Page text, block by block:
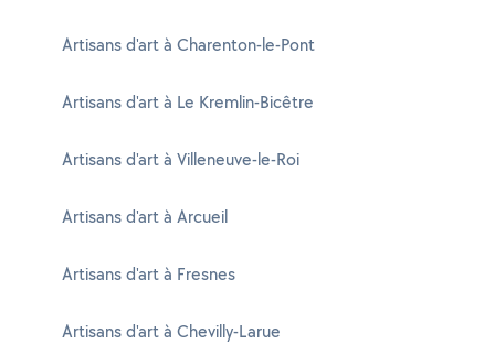
Artisans d'art à Charenton-le-Pont
Artisans d'art à Le Kremlin-Bicêtre
Artisans d'art à Villeneuve-le-Roi
Artisans d'art à Arcueil
Artisans d'art à Fresnes
Artisans d'art à Chevilly-Larue